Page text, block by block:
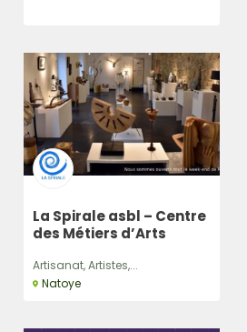
La Spirale asbl – Centre
des Métiers d’Arts
Artisanat, Artistes,...
Natoye